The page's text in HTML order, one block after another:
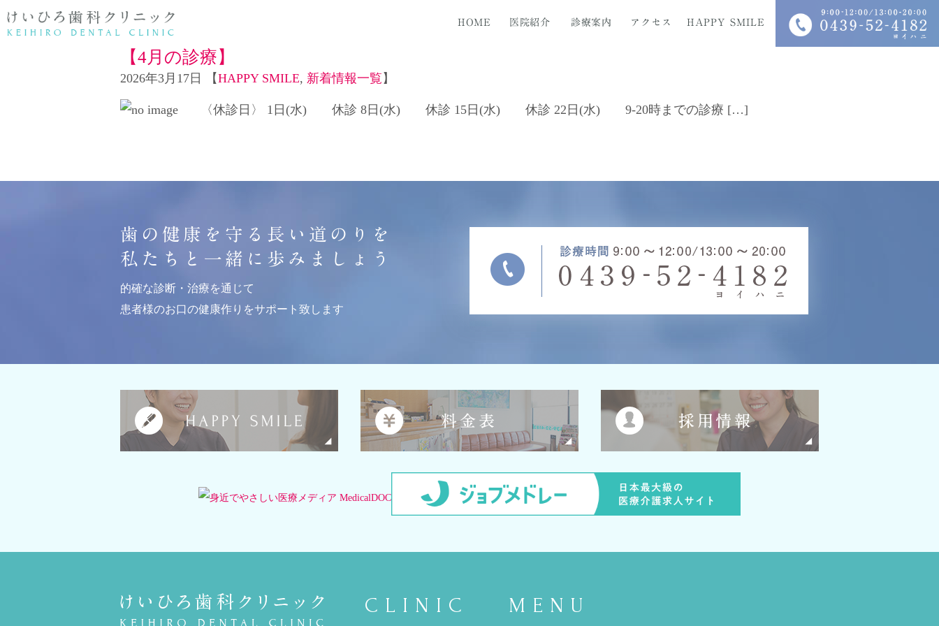
HOME 医院紹介
医院情報 院長紹介 矯正医紹介 医院フォト 料金表
診療案内
歯周病・根管治療 顎関節症・親知らず ホワイトニング セラミック治療 矯正歯科 入れ歯 インプラント
アクセス HAPPY SMILE
【4月の診療】
2026年3月17日 【HAPPY SMILE, 新着情報一覧 】
〈休診日〉 1日(水) 休診 8日(水) 休診 15日(水) 休診 22日(水) 9-20時までの診療 […]
歯の健康を守る長い道のりを
私たちと一緒に歩みましょう
的確な診断・治療を通じて
患者様のお口の健康作りをサポート致します
CLINIC MENU